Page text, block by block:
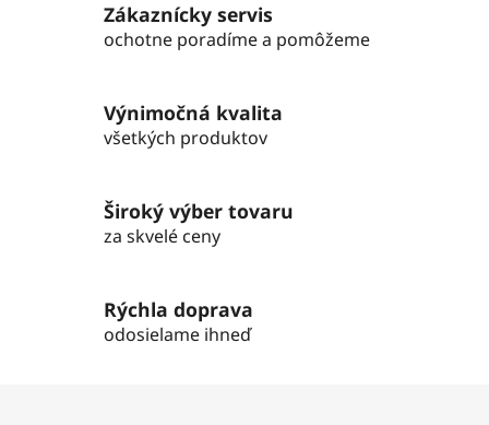
á
d
i
e
v
ý
p
Zákaznícky servis
ochotne poradíme a pomôžeme
Výnimočná kvalita
všetkých produktov
Široký výber tovaru
za skvelé ceny
Rýchla doprava
odosielame ihneď